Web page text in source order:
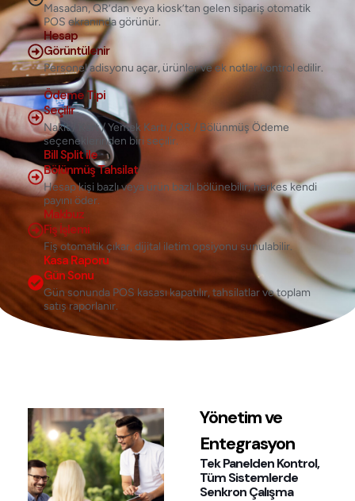
Masadan, QR’dan veya kiosk’tan gelen sipariş otomatik
POS ekranında görünür.
Hesap
Görüntülenir
Personel adisyonu açar, ürünler ve ek notlar kontrol edilir.
Ödeme Tipi
Seçilir
Nakit / Kart / Yemek Kartı / QR / Bölünmüş Ödeme
seçeneklerinden biri seçilir.
Bill Split ile
Bölünmüş Tahsilat
Hesap kişi bazlı veya ürün bazlı bölünebilir; herkes kendi
payını öder.
Makbuz
Fiş İşlemi
Fiş otomatik çıkar, dijital iletim opsiyonu sunulabilir.
Kasa Raporu
Gün Sonu
Gün sonunda POS kasası kapatılır, tahsilatlar ve toplam
satış raporlanır.
Yönetim ve
Entegrasyon
Tek Panelden Kontrol,
Tüm Sistemlerde
Senkron Çalışma